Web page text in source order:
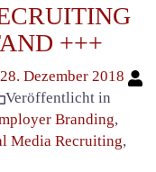
+++
28. Dezember 2018
Veröffentlicht in
Branding,
Media Recruiting,